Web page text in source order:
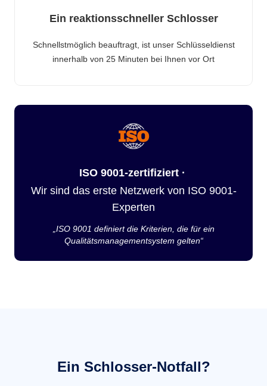
Ein reaktionsschneller Schlosser
Schnellstmöglich beauftragt, ist unser Schlüsseldienst
innerhalb von 25 Minuten bei Ihnen vor Ort
ISO 9001-zertifiziert ·
Wir sind das erste Netzwerk von ISO 9001-
Experten
„ISO 9001 definiert die Kriterien, die für ein
Qualitätsmanagementsystem gelten“
Ein Schlosser-Notfall?